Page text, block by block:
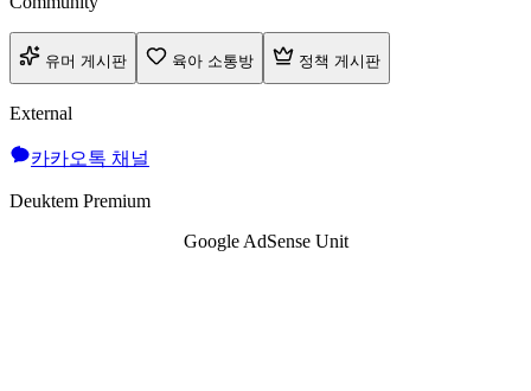
유머 게시판 육아 소통방 정책 게시판
External
카카오톡 채널
Deuktem Premium
Google AdSense Unit